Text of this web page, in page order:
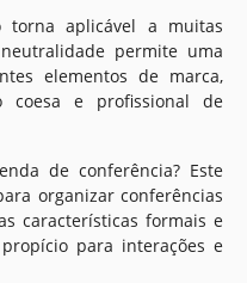
aplicável a muitas
permite uma
elementos de marca,
coesa e profissional de
de conferência? Este
organizar conferências
características formais e
para interações e